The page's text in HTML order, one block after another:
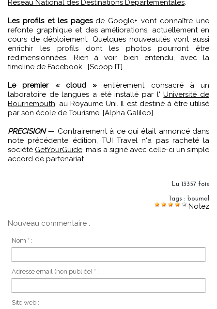
Réseau National des Destinations Départementales.
Les profils et les pages de Google+ vont connaître une
refonte graphique et des améliorations, actuellement en
cours de déploiement. Quelques nouveautés vont aussi
enrichir les profils dont les photos pourront être
redimensionnées. Rien à voir, bien entendu, avec la
timeline de Facebook… [Scoop IT]
Le premier « cloud » entièrement consacré à un
laboratoire de langues a été installé par l'Université de
Bournemouth, au Royaume Uni. Il est destiné à être utilisé
par son école de Tourisme. [Alpha Galileo]
PRECISION — Contrairement à ce qui était annoncé dans
note précédente édition, TUI Travel n'a pas racheté la
société GetYourGuide, mais a signé avec celle-ci un simple
accord de partenariat.
Lu 13357 fois
Tags : boumal
Notez
Nouveau commentaire :
Nom * :
Adresse email (non publiée) * :
Site web :